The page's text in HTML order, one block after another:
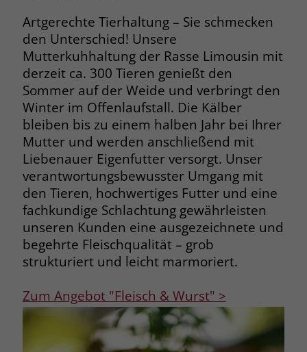
Artgerechte Tierhaltung – Sie schmecken
den Unterschied! Unsere
Mutterkuhhaltung der Rasse Limousin mit
derzeit ca. 300 Tieren genießt den
Sommer auf der Weide und verbringt den
Winter im Offenlaufstall. Die Kälber
bleiben bis zu einem halben Jahr bei Ihrer
Mutter und werden anschließend mit
Liebenauer Eigenfutter versorgt. Unser
verantwortungsbewusster Umgang mit
den Tieren, hochwertiges Futter und eine
fachkundige Schlachtung gewährleisten
unseren Kunden eine ausgezeichnete und
begehrte Fleischqualität – grob
strukturiert und leicht marmoriert.
Zum Angebot "Fleisch & Wurst" >
Zweck
Dieses Cookie wird gesetzt, wenn ein
User über einen Klick auf eine Google
Werbeanzeige auf die Website gelangt.
Es enthält Informationen darüber,
welche Werbeanzeige geklickt wurde,
sodass erzielte Erfolge wie z.B.
Bestellungen oder Kontaktanfragen der
Anzeige zugewiesen werden können.
_fbp
Anbieter Facebook
Laufzeit 3 Monate
Der Zweck von _fbp ist vollständig auf
von Facebook zurückzuführen. Dieses
Cookie ist ein Erstanbieter-Cookie, d. h.
Facebook platziert es, während ein
Verbraucher auf Facebook ist. Dieses
Cookie verfolgt die Besuche eines